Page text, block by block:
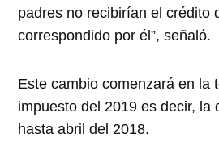
padres no recibirían el crédito
correspondido por él”, señaló.
Este cambio comenzará en la
impuesto del 2019 es decir, la
hasta abril del 2018.